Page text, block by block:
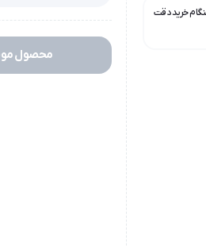
خرید دقت
محصول